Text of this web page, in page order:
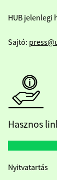
HUB jelenlegi
Sajtó:
Hasznos
Nyitvatartás